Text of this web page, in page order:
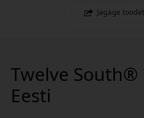
Jagage toodet
Twelve South®
Eesti